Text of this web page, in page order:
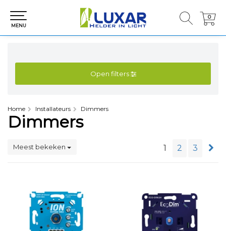
0
0
MENU
Open filters
Home Installateurs Dimmers
Dimmers
Meest bekeken 1 2 3